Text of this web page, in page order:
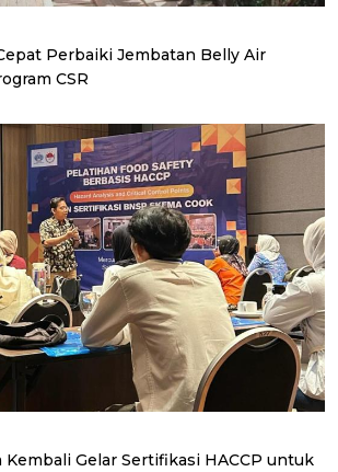
Perbaiki Jembatan Belly Air
CSR
Kembali Gelar Sertifikasi HACCP untuk